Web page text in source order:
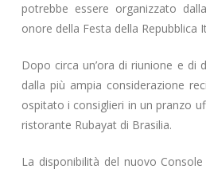
potrebbe essere organizzato
onore della Festa della Repubblica
Dopo circa un’ora di riunione e di
dalla più ampia considerazione
ospitato i consiglieri in un pranzo
ristorante Rubayat di Brasilia.
La disponibilità del nuovo